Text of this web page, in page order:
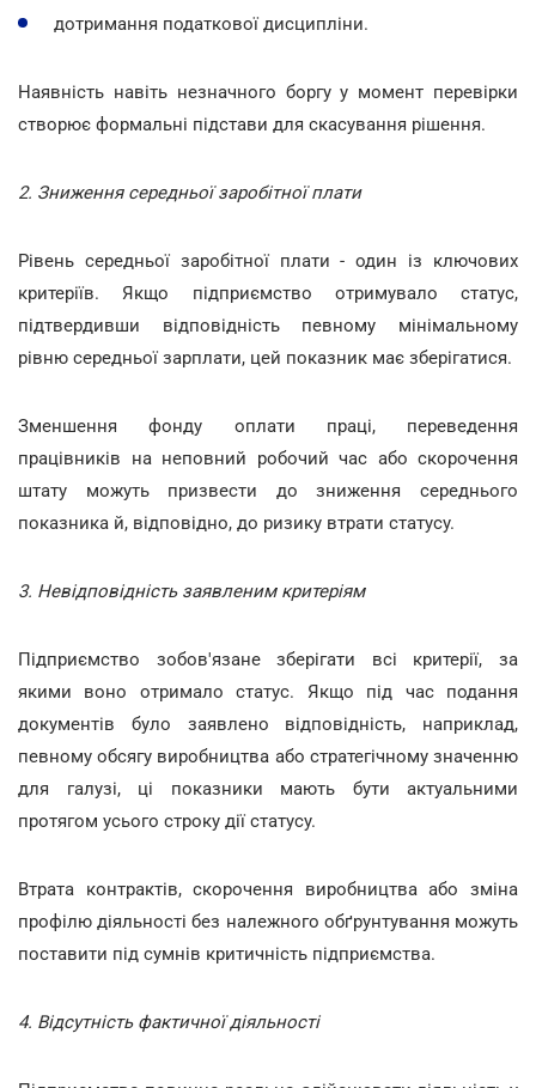
дотримання податкової дисципліни.
Наявність навіть незначного боргу у момент перевірки
створює формальні підстави для скасування рішення.
2. Зниження середньої заробітної плати
Рівень середньої заробітної плати - один із ключових
критеріїв. Якщо підприємство отримувало статус,
підтвердивши відповідність певному мінімальному
рівню середньої зарплати, цей показник має зберігатися.
Зменшення фонду оплати праці, переведення
працівників на неповний робочий час або скорочення
штату можуть призвести до зниження середнього
показника й, відповідно, до ризику втрати статусу.
3. Невідповідність заявленим критеріям
Підприємство зобов'язане зберігати всі критерії, за
якими воно отримало статус. Якщо під час подання
документів було заявлено відповідність, наприклад,
певному обсягу виробництва або стратегічному значенню
для галузі, ці показники мають бути актуальними
протягом усього строку дії статусу.
Втрата контрактів, скорочення виробництва або зміна
профілю діяльності без належного обґрунтування можуть
поставити під сумнів критичність підприємства.
4. Відсутність фактичної діяльності